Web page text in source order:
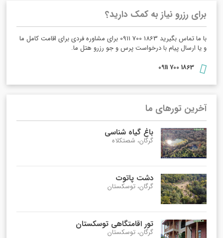
برای رزرو نیاز به کمک دارید؟
با ما تماس بگیرید 1863 700 0911 برای مشاوره فردی برای اقامت کامل ما
و یا ارسال پیام با درخواست پرس و جو رزرو هتل ما.
1863 700 0911
آخرین تورهای ما
باغ گیاه شناسی
گرگان، شصتکلاه
دشت پاتوت
گرگان، توسکستان
تور اقامتگاهی توسکستان
گرگان، توسکستان